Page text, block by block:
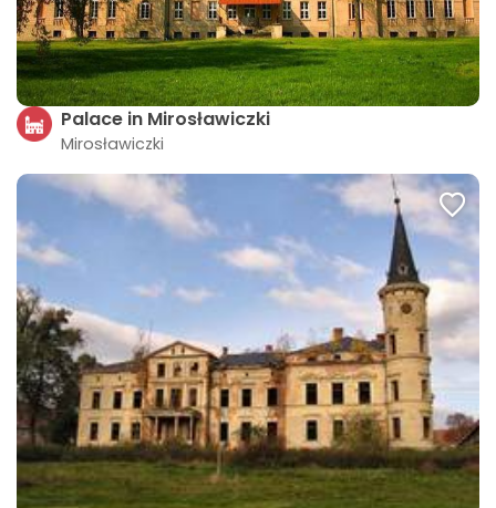
Palace in Mirosławiczki
Mirosławiczki